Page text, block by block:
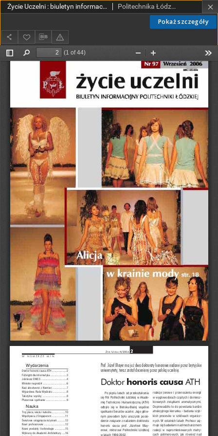
Pokaż szczegóły
Życie Uczelni : biuletyn informacyjny Politechniki Łódzkiej nr 97 (2006) [PDF] Politechnika Łódzka.